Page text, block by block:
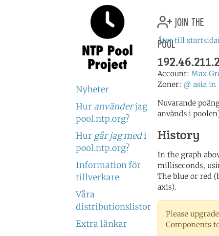
Nyheter
Hur använderjag
pool.ntp.org?
Hur går jag medi
pool.ntp.org?
Information för
tillverkare
Våra
distributionslistor
Extra länkar
join the
pool
Åter till
Account: Max
Zoner: @ asia in
Nuvarande
används i
History
In the graph
milliseconds,
The blue or red
axis).
Please
Components